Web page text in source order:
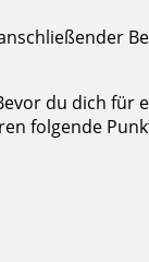
du dich für
folgende